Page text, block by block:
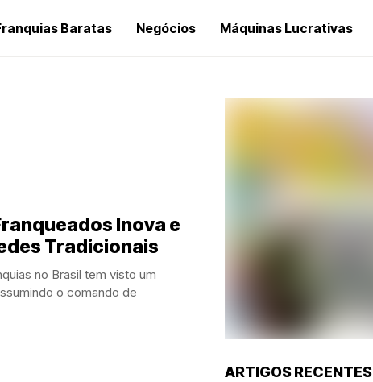
Baratas Negócios Máquinas Lucrativas
Inova e
Tradicionais
no Brasil tem visto um
o comando de
ARTIGOS RECENTES